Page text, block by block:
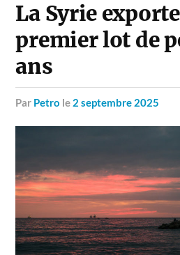
La Syrie
premier lot de
ans
par Petro le 2 septembre 2025